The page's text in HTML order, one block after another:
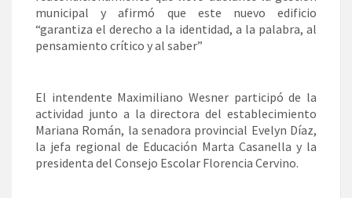
municipal y afirmó que este nuevo edificio
“garantiza el derecho a la identidad, a la palabra, al
pensamiento crítico y al saber”
El intendente Maximiliano Wesner participó de la
actividad junto a la directora del establecimiento
Mariana Román, la senadora provincial Evelyn Díaz,
la jefa regional de Educación Marta Casanella y la
presidenta del Consejo Escolar Florencia Cervino.